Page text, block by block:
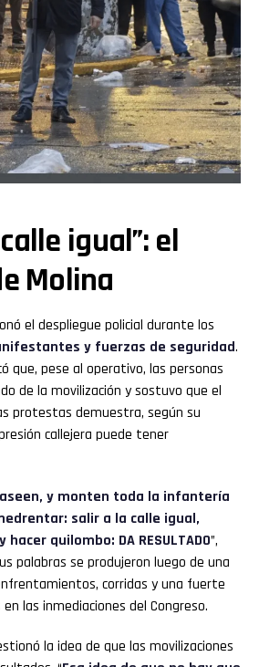
igual”: el
Molina
el despliegue policial durante los
y fuerzas de seguridad.
que, pese al operativo, las personas
de la movilización y sostuvo que el
protestas demuestra, según su
callejera puede tener
y monten toda la infantería
salir a la calle igual,
quilombo: DA RESULTADO”,
palabras se produjeron luego de una
corridas y una fuerte
las inmediaciones del Congreso.
la idea de que las movilizaciones